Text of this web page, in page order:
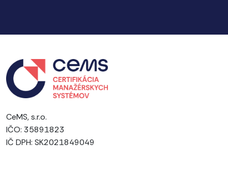
CeMS, s.r.o.
IČO: 35891823
IČ DPH: SK2021849049